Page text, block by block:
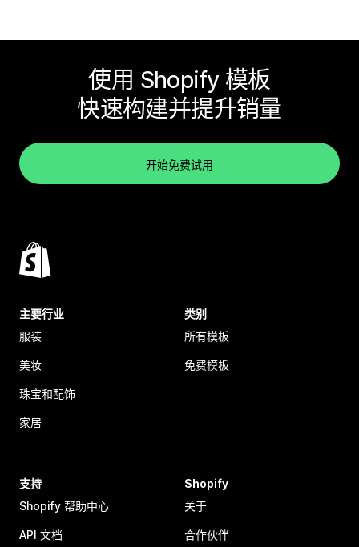
使用 Shopify 模板
快速构建并提升销量
开始免费试用
主要行业
服装
美妆
珠宝和配饰
家居
类别
所有模板
免费模板
支持
Shopify 帮助中心
API 文档
Shopify
关于
合作伙伴